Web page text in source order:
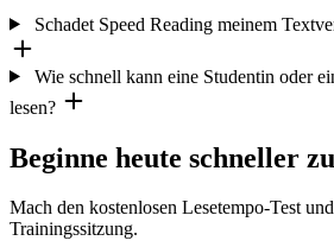
Schadet Speed Reading meinem
Wie schnell kann eine Studentin oder
lesen?
Beginne heute schneller
Mach den kostenlosen Lesetempo-Test
Trainingssitzung.